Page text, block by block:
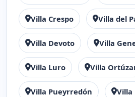
Villa Crespo Villa del
Villa Devoto Villa
Villa Luro Villa
Villa Pueyrredón Villa